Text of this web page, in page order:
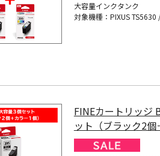
大容量インクタンク
対象機種：PIXUS TS5630
FINEカートリッジ
ット（ブラック2個